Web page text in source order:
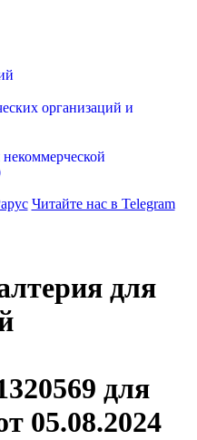
организаций и
Читайте нас в Telegram
для
для
05.08.2024